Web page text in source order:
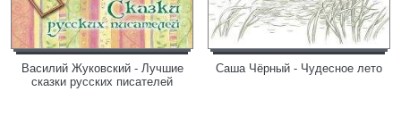
Василий Жуковский - Лучшие
сказки русских писателей
Саша Чёрный - Чудесное лето